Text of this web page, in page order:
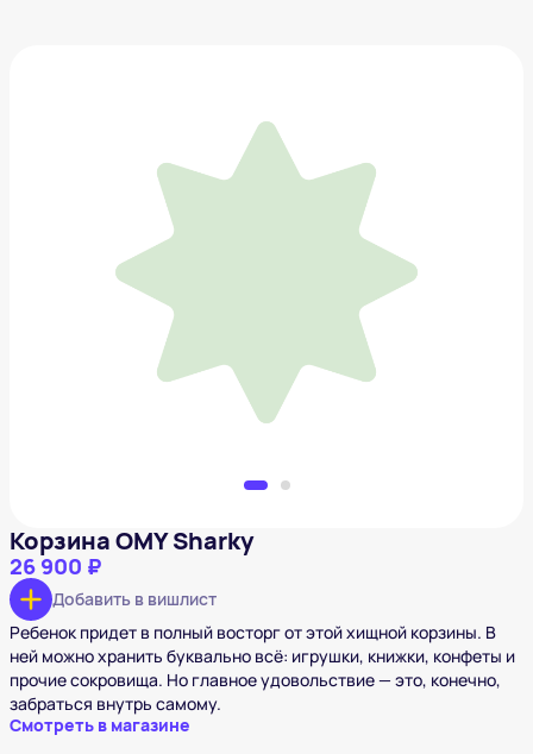
Корзина OMY Sharky
26 900 ₽
Добавить в вишлист
Ребенок придет в полный восторг от этой хищной корзины. В
ней можно хранить буквально всё: игрушки, книжки, конфеты и
прочие сокровища. Но главное удовольствие — это, конечно,
забраться внутрь самому.
Смотреть в магазине